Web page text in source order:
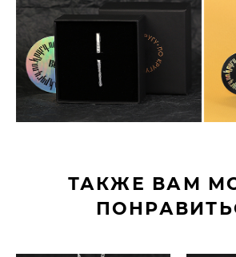
ТАКЖЕ ВАМ